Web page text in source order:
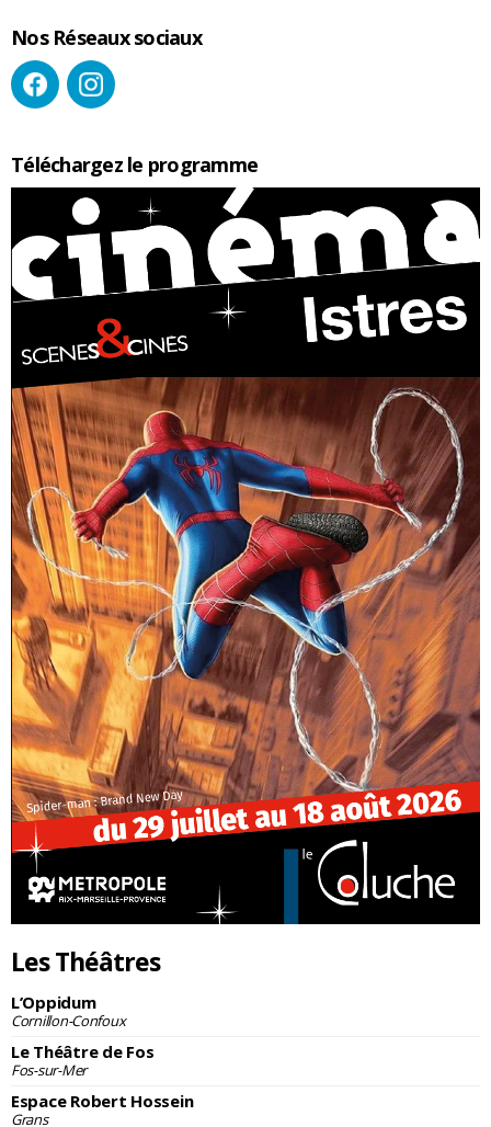
Nos Réseaux sociaux
Téléchargez le programme
Les Théâtres
L’Oppidum
Cornillon-Confoux
Le Théâtre de Fos
Fos-sur-Mer
Espace Robert Hossein
Grans